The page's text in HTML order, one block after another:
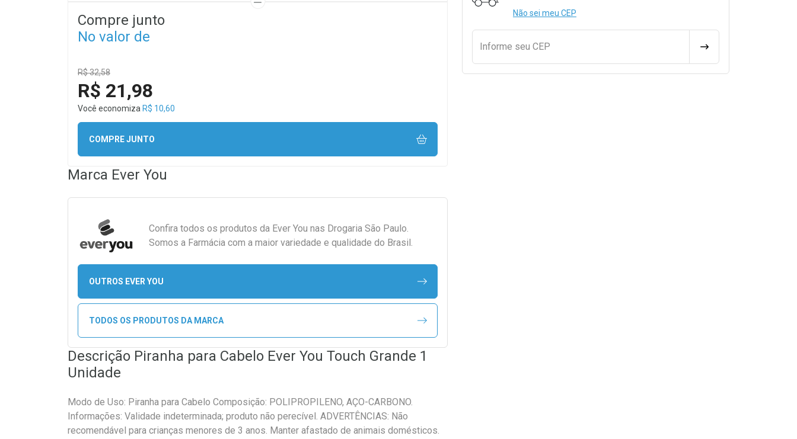
Não sei meu CEP
Informe seu CEP CALCULAR FRETE
Compre junto
No valor de
R$ 32,58
R$ 21,98
Você economiza R$ 10,60
COMPRE JUNTO
Marca Ever You
Confira todos os produtos da Ever You nas Drogaria São Paulo.
Somos a Farmácia com a maior variedade e qualidade do Brasil.
OUTROS EVER YOU
TODOS OS PRODUTOS DA MARCA
Descrição Piranha para Cabelo Ever You Touch Grande 1
Unidade
Modo de Uso: Piranha para Cabelo Composição: POLIPROPILENO, AÇO-CARBONO.
Informações: Validade indeterminada; produto não perecível. ADVERTÊNCIAS: Não
recomendável para crianças menores de 3 anos. Manter afastado de animais domésticos.